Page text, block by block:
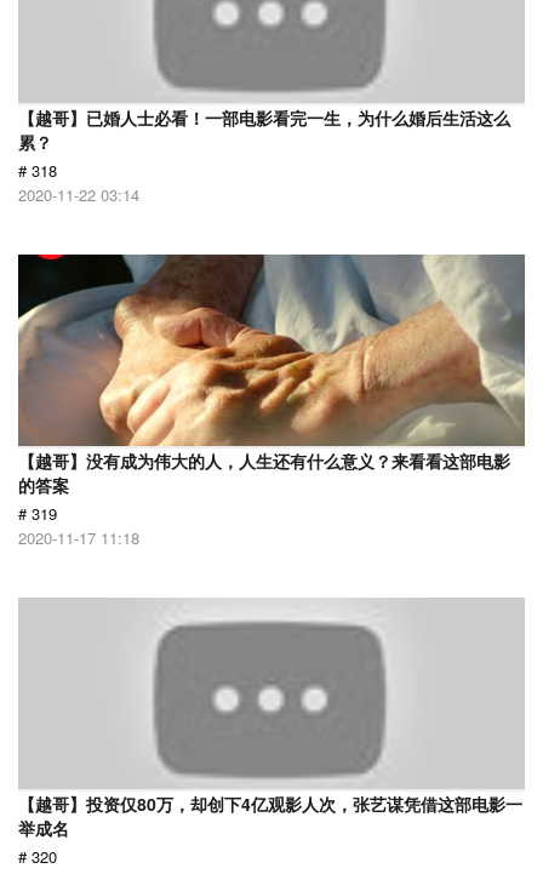
【越哥】已婚人士必看！一部电影看完一生，为什么婚后生活这么
累？
# 318
2020-11-22 03:14
【越哥】没有成为伟大的人，人生还有什么意义？来看看这部电影
的答案
# 319
2020-11-17 11:18
【越哥】投资仅80万，却创下4亿观影人次，张艺谋凭借这部电影一
举成名
# 320